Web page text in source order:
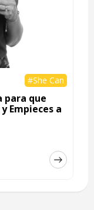
#She Can
para que
Empieces a